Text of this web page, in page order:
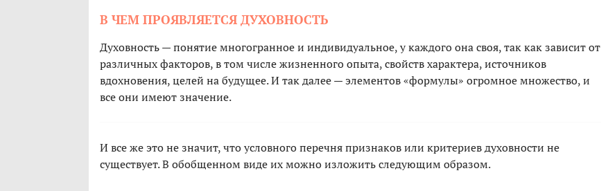
В ЧЕМ ПРОЯВЛЯЕТСЯ ДУХОВНОСТЬ
Духовность — понятие многогранное и индивидуальное, у каждого она своя, так как зависит от
различных факторов, в том числе жизненного опыта, свойств характера, источников
вдохновения, целей на будущее. И так далее — элементов «формулы» огромное множество, и
все они имеют значение.
И все же это не значит, что условного перечня признаков или критериев духовности не
существует. В обобщенном виде их можно изложить следующим образом.